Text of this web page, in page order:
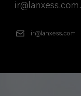
ir@lanxess.com.
ir@lanxess.com